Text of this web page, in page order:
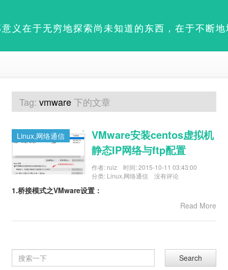
义在于无穷地探索尚未知道的东西，在于不断
Tag:vmware下的文章
Linux,网络通信
VMware安装centos虚拟机
静态IP网络与ftp配置
作者: ruiz 时间:2015-10-11 03:43:00
分类: Linux, 网络通信 没有评论
1.桥接模式之VMware设置：
Read More
Search